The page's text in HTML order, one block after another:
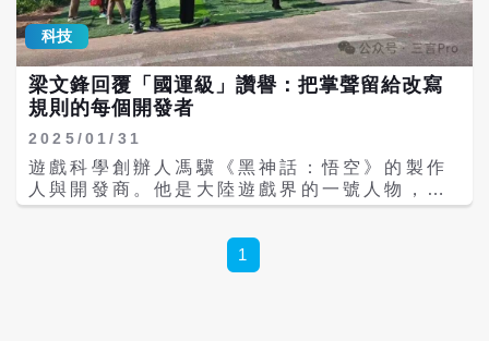
科技
梁文鋒回覆「國運級」讚譽：把掌聲留給改寫
規則的每個開發者
2025/01/31
遊戲科學創辦人馮驥《黑神話：悟空》的製作
人與開發商。他是大陸遊戲界的一號人物，日
前發長文文稱讚DeepSeek為「國運級別」的
科技成果。微信公眾號「灼見」指出，沒想
到，除夕夜，梁文鋒深夜在知乎發文回覆該問
1